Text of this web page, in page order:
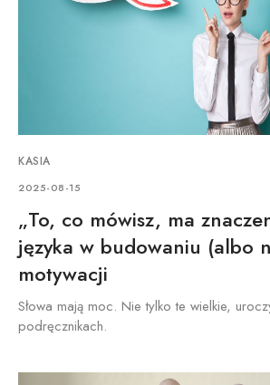
KASIA
2025-08-15
„To, co mówisz, ma
języka w budowaniu (albo
motywacji
Słowa mają moc. Nie tylko te wielkie,
podręcznikach.